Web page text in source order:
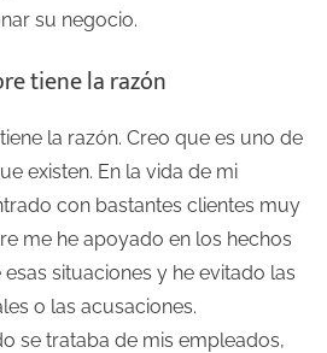
su negocio.
tiene la razón
la razón. Creo que es uno de
existen. En la vida de mi
con bastantes clientes muy
me he apoyado en los hechos
situaciones y he evitado las
o las acusaciones.
se trataba de mis empleados,